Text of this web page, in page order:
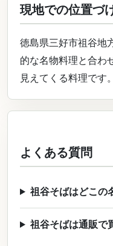
現地での位置づ
徳島県三好市祖谷地
的な名物料理と合わ
見えてくる料理です。
よくある質問
祖谷そばはどこの
祖谷そばは通販で